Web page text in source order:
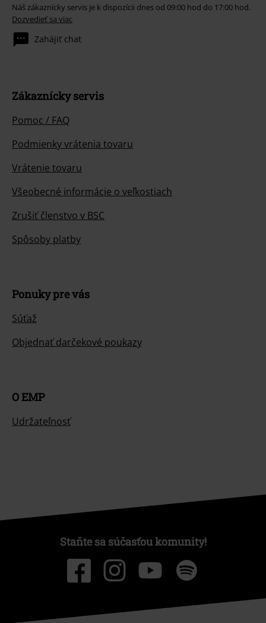
Náš zákaznícky servis je k dispozícii dnes od 09:00 hod do 17:00 hod.
Dozvedieť sa viac
Zahájiť chat
Zákaznícky servis
Pomoc / FAQ
Podmienky vrátenia tovaru
Vrátenie tovaru
Všeobecné informácie o veľkostiach
Zrušiť členstvo v BSC
Spôsoby platby
Ponuky pre vás
Súťaž
Objednať darčekové poukazy
O EMP
Udržateľnosť
Staňte sa súčasťou komunity!